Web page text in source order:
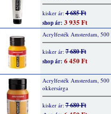
kisker ár:4 685 Ft
shop ár: 3 935 Ft
Acrylfesték Amsterdam, 500
kisker ár:7 680 Ft
shop ár: 6 450 Ft
Acrylfesték Amsterdam, 500
okkersárga
kisker ár:7 680 Ft